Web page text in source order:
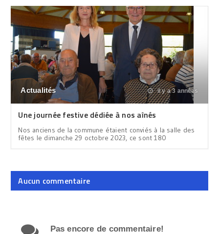
Actualités il y a 3 années
Une journée festive dédiée à nos aînés
Nos anciens de la commune étaient conviés à la salle des
fêtes le dimanche 29 octobre 2023, ce sont 180
Aucun commentaire
Pas encore de commentaire!